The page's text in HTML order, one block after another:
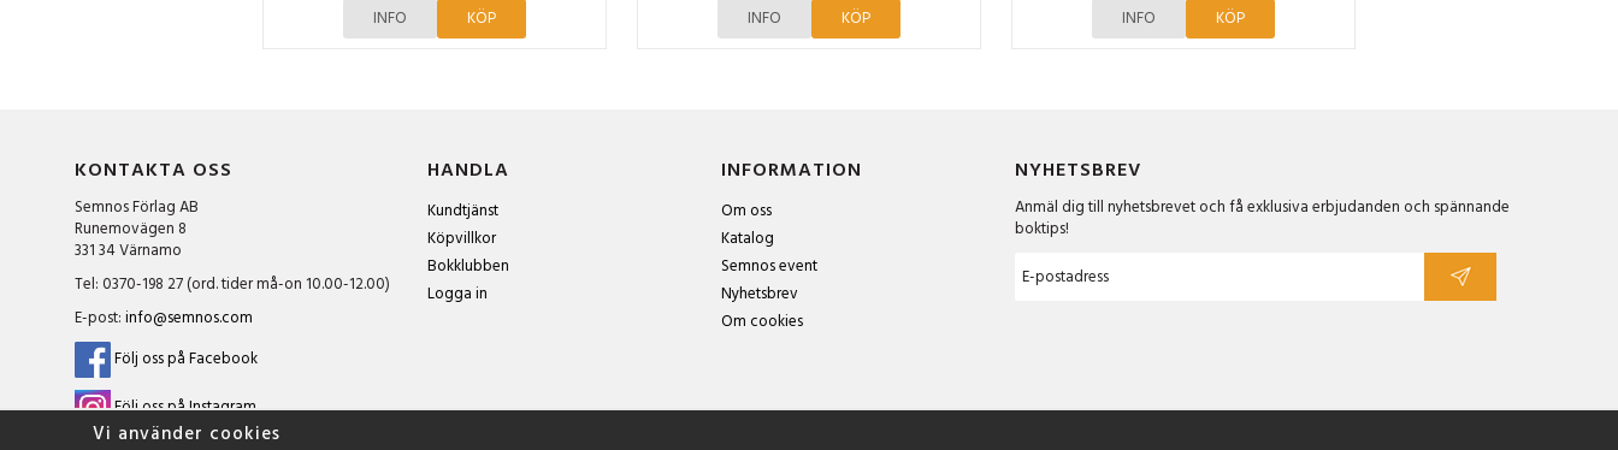
INFO KÖP INFO KÖP INFO KÖP
KONTAKTA OSS
Semnos Förlag AB
Runemovägen 8
331 34 Värnamo
Tel: 0370-198 27 (ord. tider må-on 10.00-12.00)
E-post:info@semnos.com
Följ oss på Facebook
Följ oss på Instagram
HANDLA
Kundtjänst
Köpvillkor
Bokklubben
Logga in
INFORMATION
Om oss
Katalog
Semnos event
Nyhetsbrev
Om cookies
NYHETSBREV
Anmäl dig till nyhetsbrevet och få exklusiva erbjudanden och spännande
boktips!
Vi använder cookies